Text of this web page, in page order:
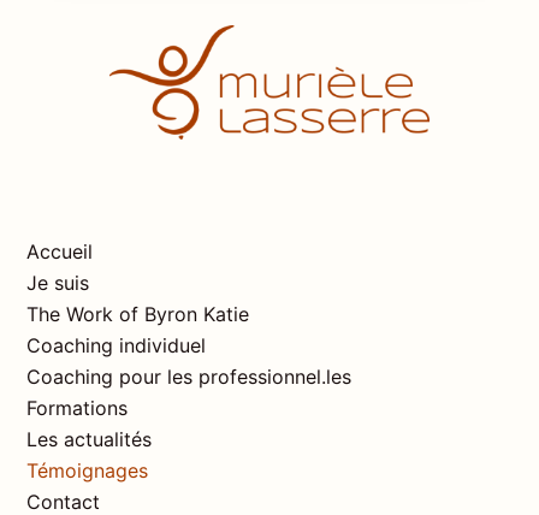
Accueil
Je suis
The Work of Byron Katie
Coaching individuel
Coaching pour les professionnel.les
Formations
Les actualités
Témoignages
Contact